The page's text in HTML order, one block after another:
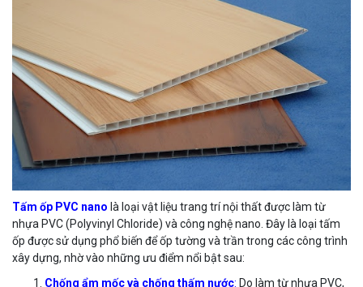
Tấm ốp PVC nano là loại vật liệu trang trí nội thất được làm từ
nhựa PVC (Polyvinyl Chloride) và công nghệ nano. Đây là loại tấm
ốp được sử dụng phổ biến để ốp tường và trần trong các công trình
xây dựng, nhờ vào những ưu điểm nổi bật sau:
Chống ẩm mốc và chống thấm nước: Do làm từ nhựa PVC,